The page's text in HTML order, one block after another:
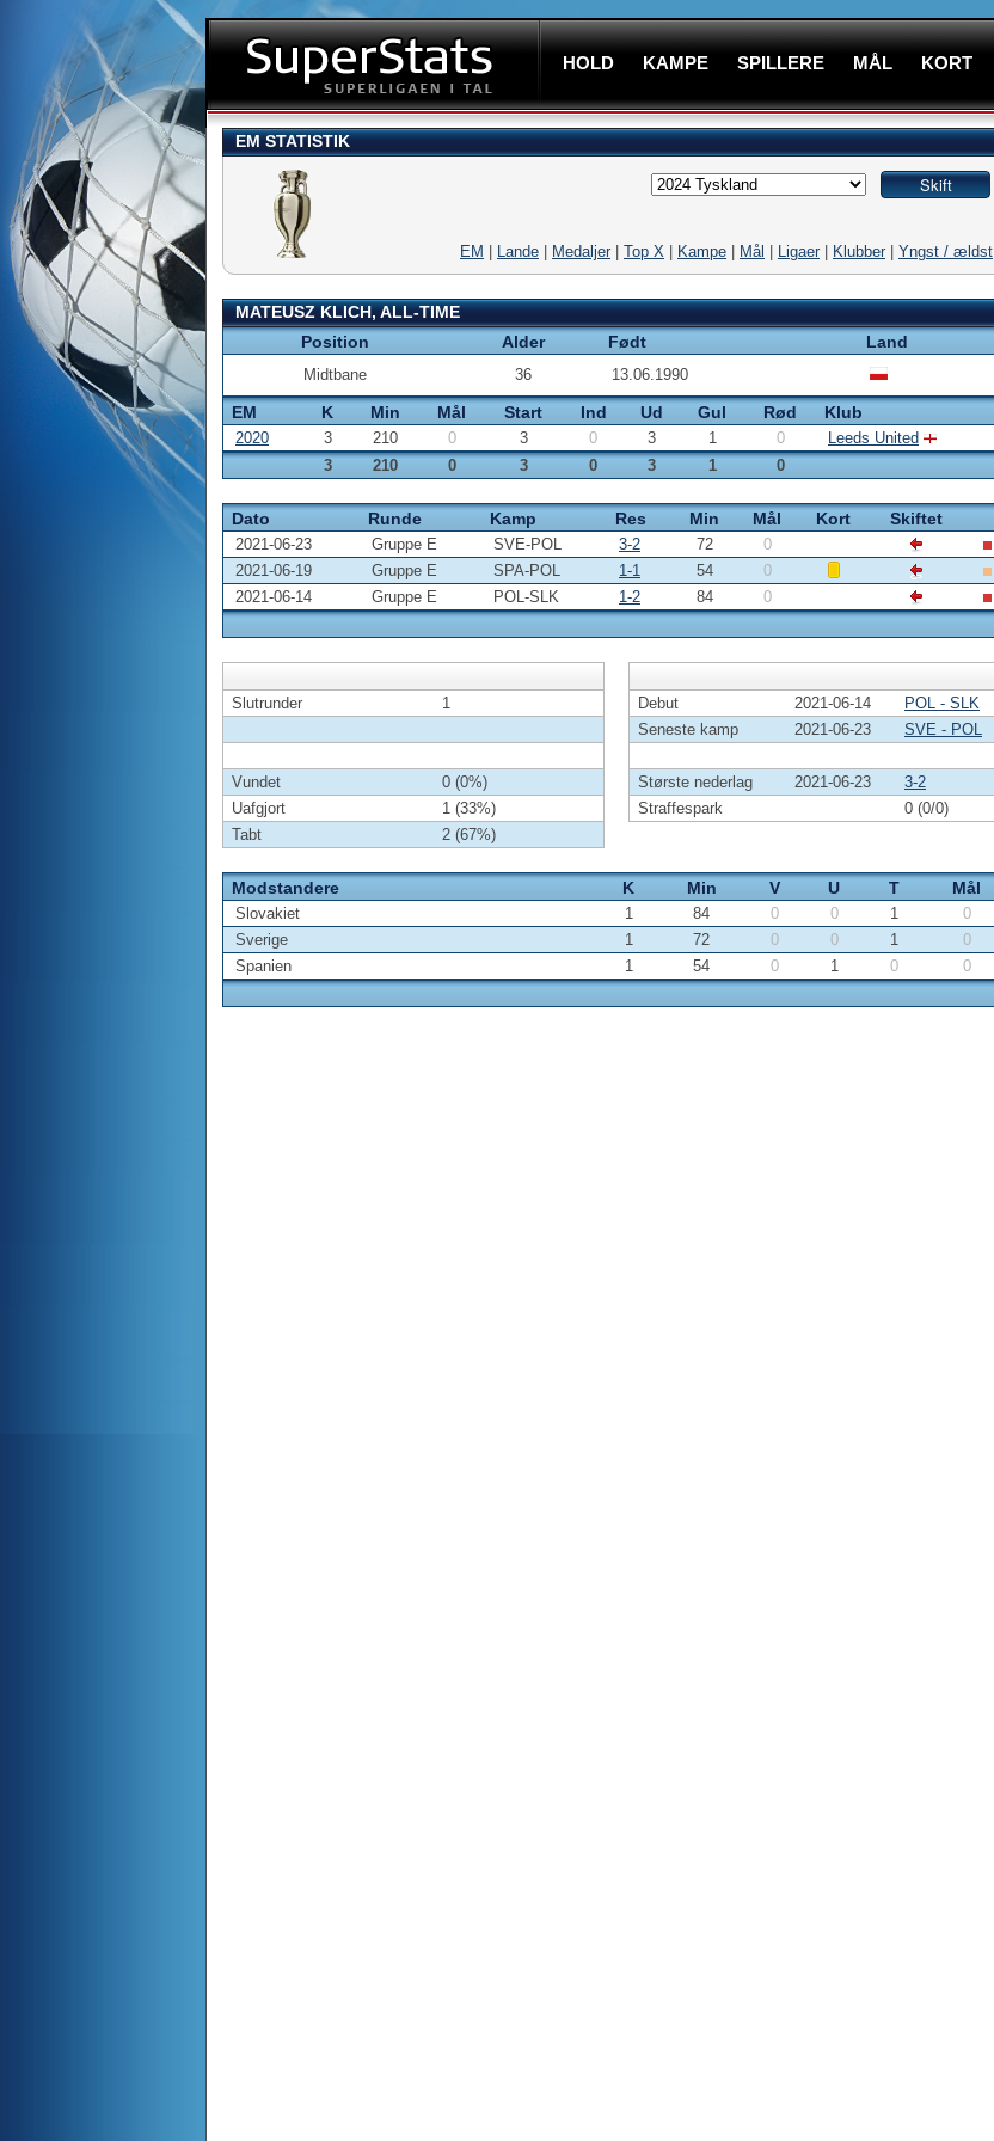
HOLD KAMPE SPILLERE MÅL KORT
EM STATISTIK
EM Lande Medaljer Top X Kampe Mål Ligaer Klubber Yngst / ældst
MATEUSZ KLICH, ALL-TIME
Position
Alder Født Land
Midtbane 36 13.06.1990
EM K Min Mål Start Ind Ud Gul Rød Klub
2020 3 210 0 3 0 3 1 0
Leeds United
3
210 0 3 0 3 1 0
Dato Runde Kamp Res Min Mål Kort Skiftet
2021-06-23 Gruppe E SVE-POL 3-2 72
0
2021-06-19
Gruppe E SPA-POL 1-1 54
0
2021-06-14
Gruppe E POL-SLK 1-2 84 0
Slutrunder 1
Vundet
0 (0%)
Uafgjort
1 (33%)
Tabt
2 (67%)
Debut 2021-06-14
POL - SLK
Seneste kamp
2021-06-23 SVE - POL
Største nederlag 2021-06-23
3-2
Straffespark
0 (0/0)
Modstandere K Min V U T Mål
Slovakiet 1 84 0 0 1
0
Sverige
1 72 0 0 1
0
Spanien
1 54 0 1 0 0